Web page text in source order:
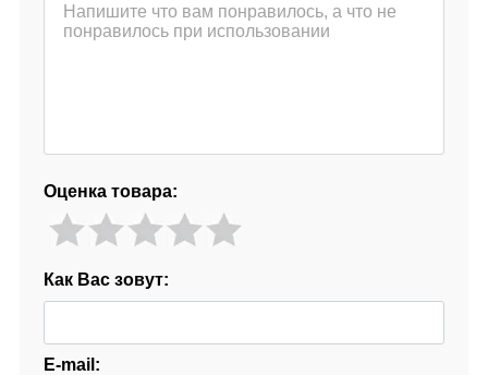
Оценка товара:
Как Вас зовут:
E-mail: